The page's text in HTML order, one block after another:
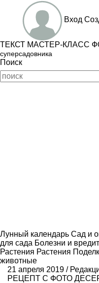
Вход
ТЕКСТ МАСТЕР-КЛАСС
суперсадовника
Поиск
Лунный календарь Сад и
для сада Болезни и
Растения Растения
животные
21 апреля 2019 /
РЕЦЕПТ С ФОТО